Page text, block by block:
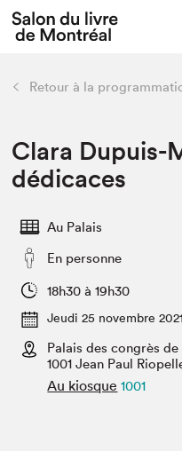
Espace médias
Espace exposant⋅e⋅s
Tout sur
Actualités
Club de lecture
retour
Édition 2022
Planifier sa visite
Nous connaître
Projets partenaires
Archives
Liens pratiques
Retour à la
Clara Dupuis-
dédicaces
Au Palais
En personne
18h30 à 19h30
Jeudi 25 novembre 2021
Palais des congrès
1001 Jean Paul
Au kiosque 1001